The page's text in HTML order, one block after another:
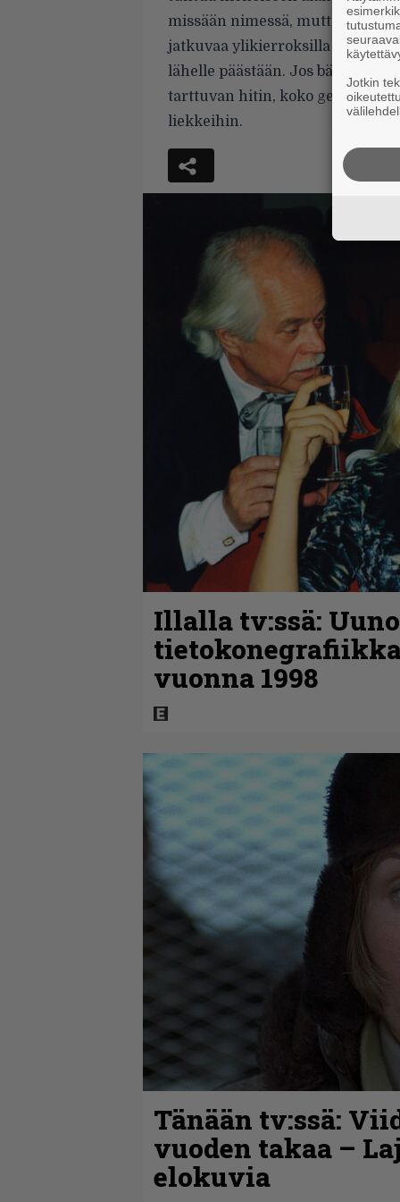
missään nimessä, mutta
jatkuvaa ylikierroksilla
lähelle päästään. Jos bändi
tarttuvan hitin, koko genren
liekkeihin.
Illalla tv:ssä:
vuonna 1998
Tänään tv:ssä:
vuoden takaa –
elokuvia
Jotkin